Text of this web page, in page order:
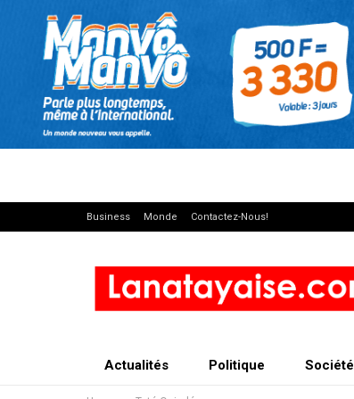
Business Monde Contactez-Nous!
Actualités Politique Société